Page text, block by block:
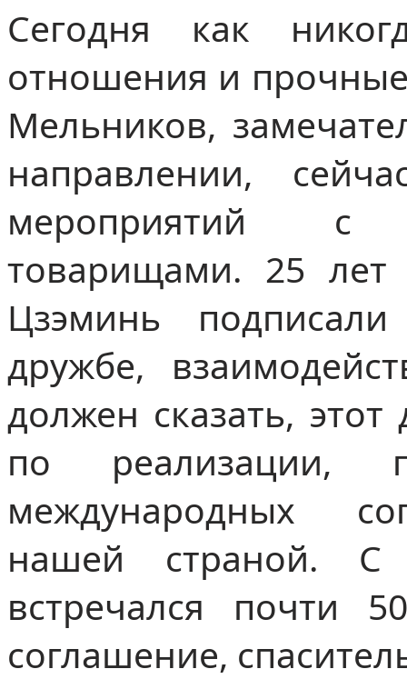
Сегодня как
отношения и
Мельников,
направлении,
мероприятий с
товарищами. 25
Цзэминь
дружбе,
должен сказать,
по реализации,
международных
нашей страной.
встречался почти
соглашение,